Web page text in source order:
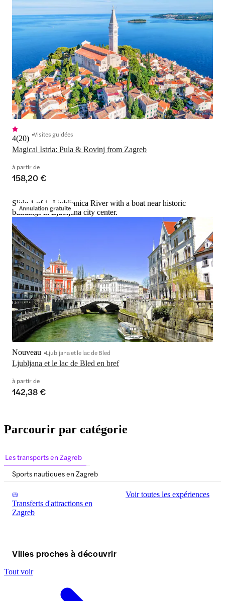
Magical Istria: Pula & Rovinj from Zagreb
4(20) Visites guidées
à partir de
158,20 €
Annulation gratuite
Slide 1 of 1, Ljubljanica River with a boat near historic
buildings in Ljubljana city center.
Ljubljana et le lac de Bled en bref
Nouveau Ljubljana et le lac de Bled
à partir de
142,38 €
Parcourir par catégorie
Les transports en Zagreb
Sports nautiques en Zagreb
Transferts d'attractions en
Zagreb
Voir toutes les expériences
Villes proches à découvrir
Tout voir